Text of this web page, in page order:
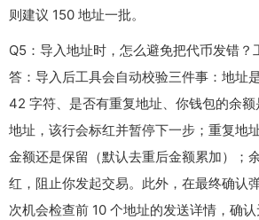
则建议 150 地址一批。
Q5：导入地址时，怎么避免把代币发错？
答：导入后工具会自动校验三件事：地址
42 字符、是否有重复地址、你钱包的余
地址，该行会标红并暂停下一步；重复地
金额还是保留（默认去重后金额累加）；
红，阻止你发起交易。此外，在最终确认
次机会检查前 10 个地址的发送详情，确